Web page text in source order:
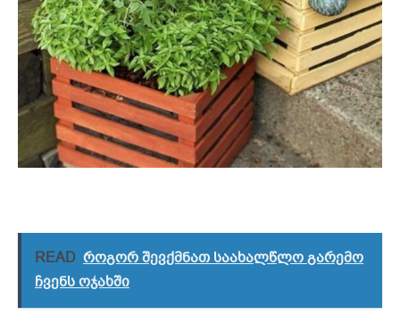
READ როგორ შევქმნათ საახალწლო გარემო
ჩვენს ოჯახში